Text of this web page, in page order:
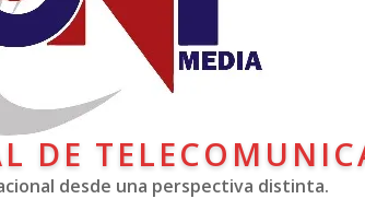
DE
desde una perspectiva distinta.